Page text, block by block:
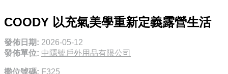
COODY 以充氣美學重新定義露營生活
發佈日期: 2026-05-12
發佈單位: 中隱號戶外用品有限公司
攤位號碼: F325